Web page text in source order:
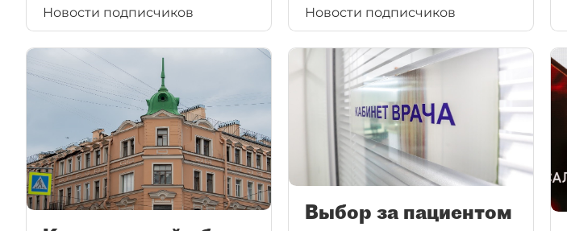
Новости подписчиков Новости подписчиков
Выбор за пациентом